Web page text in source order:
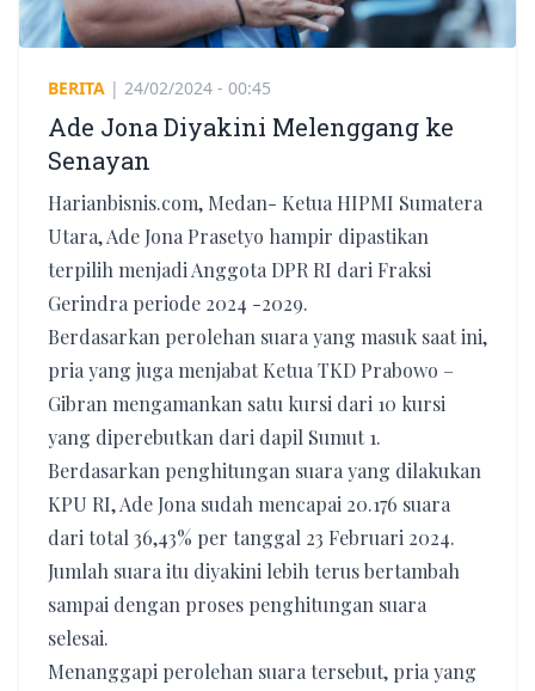
BERITA | 24/02/2024 - 00:45
Ade Jona Diyakini Melenggang ke
Senayan
Harianbisnis.com, Medan- Ketua HIPMI Sumatera
Utara, Ade Jona Prasetyo hampir dipastikan
terpilih menjadi Anggota DPR RI dari Fraksi
Gerindra periode 2024 -2029.
Berdasarkan perolehan suara yang masuk saat ini,
pria yang juga menjabat Ketua TKD Prabowo –
Gibran mengamankan satu kursi dari 10 kursi
yang diperebutkan dari dapil Sumut 1.
Berdasarkan penghitungan suara yang dilakukan
KPU RI, Ade Jona sudah mencapai 20.176 suara
dari total 36,43% per tanggal 23 Februari 2024.
Jumlah suara itu diyakini lebih terus bertambah
sampai dengan proses penghitungan suara
selesai.
Menanggapi perolehan suara tersebut, pria yang